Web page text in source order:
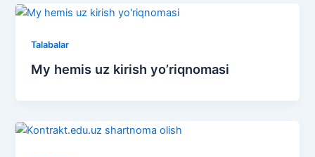
Talabalar
My hemis uz kirish yo’riqnomasi